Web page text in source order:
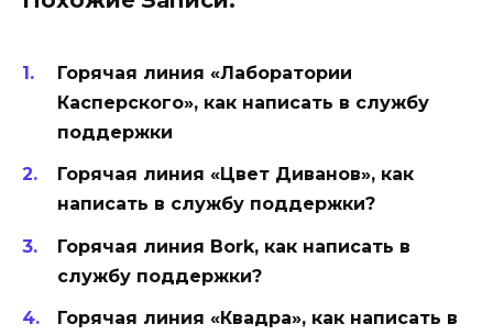
Горячая линия «Лаборатории
Касперского», как написать в службу
поддержки
Горячая линия «Цвет Диванов», как
написать в службу поддержки?
Горячая линия Bork, как написать в
службу поддержки?
Горячая линия «Квадра», как написать в